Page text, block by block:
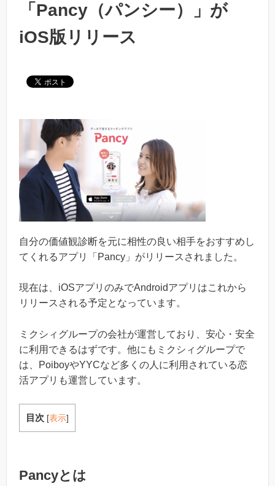
「Pancy（パンシー）」が
iOS版リリース
自分の価値観診断を元に相性の良い相手をおすすめし
てくれるアプリ「Pancy」がリリースされました。
現在は、iOSアプリのみでAndroidアプリはこれから
リリースされる予定となっています。
ミクシィグループの会社が運営しており、安心・安全
に利用できるはずです。他にもミクシィグループで
は、PoiboyやYYCなど多くの人に利用されている恋
活アプリも運営しています。
目次 [表示]
Pancyとは